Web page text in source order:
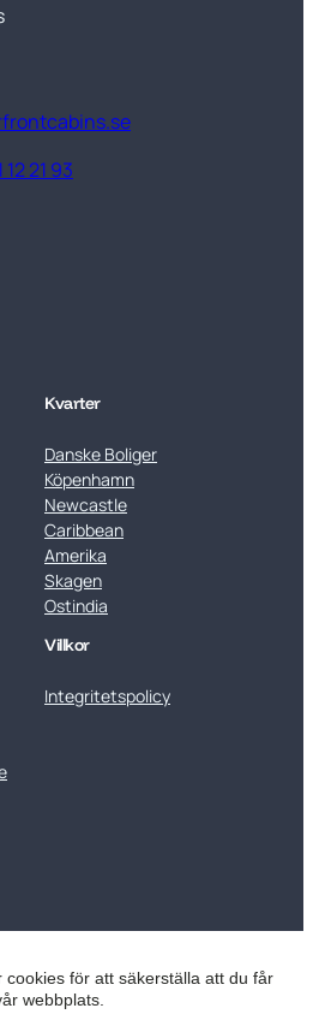
21 93
Kvarter
Danske Boliger
Köpenhamn
Newcastle
Caribbean
Amerika
Skagen
Ostindia
Villkor
Integritetspolicy
All rights reserved.
cookies för att säkerställa att du får
webbplats.